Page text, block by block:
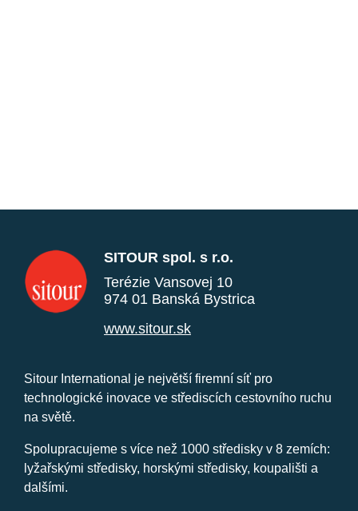
SITOUR spol. s r.o.
Terézie Vansovej 10
974 01 Banská Bystrica
www.sitour.sk
Sitour International je největší firemní síť pro
technologické inovace ve střediscích cestovního ruchu
na světě.
Spolupracujeme s více než 1000 středisky v 8 zemích:
lyžařskými středisky, horskými středisky, koupališti a
dalšími.